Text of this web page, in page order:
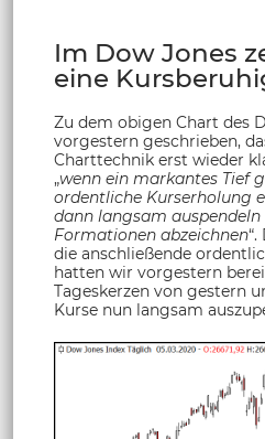
Im Dow Jones
eine
Zu dem obigen Chart des
vorgestern geschrieben,
Charttechnik erst wieder
„wenn ein markantes Tief
ordentliche Kurserholung
dann langsam
Formationen abzeichnen
die anschließende
hatten wir vorgestern
Tageskerzen von gestern
Kurse nun langsam